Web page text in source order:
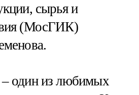
сырья и
(МосГИК)
один из любимых